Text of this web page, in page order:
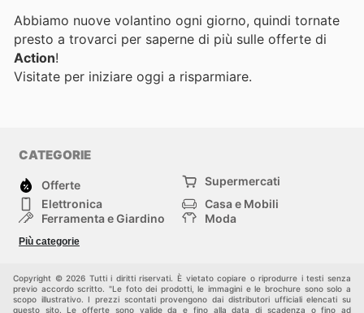
Abbiamo nuove volantino ogni giorno, quindi tornate
presto a trovarci per saperne di più sulle offerte di
Action!
Visitate per iniziare oggi a risparmiare.
CATEGORIE
Offerte
Supermercati
Elettronica
Casa e Mobili
Ferramenta e Giardino
Moda
Bambini e Neonati
Più categorie
Copyright © 2026 Tutti i diritti riservati. È vietato copiare o riprodurre i testi senza
previo accordo scritto. "Le foto dei prodotti, le immagini e le brochure sono solo a
scopo illustrativo. I prezzi scontati provengono dai distributori ufficiali elencati su
questo sito. Le offerte sono valide da e fino alla data di scadenza o fino ad